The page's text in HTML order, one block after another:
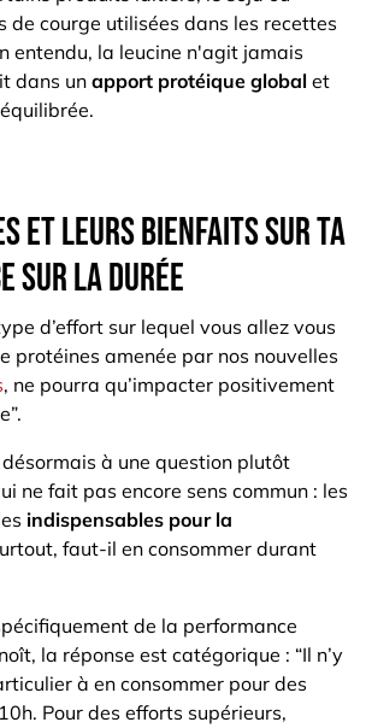
de courge utilisées dans les recettes
entendu, la leucine n'agit jamais
dans un apport protéique global et
et leurs bienfaits sur ta
sur la durée
d’effort sur lequel vous allez vous
protéines amenée par nos nouvelles
, ne pourra qu’impacter positivement
à une question plutôt
ne fait pas encore sens commun : les
indispensables pour la
faut-il en consommer durant
de la performance
la réponse est catégorique : “Il n’y
à en consommer pour des
Pour des efforts supérieurs,